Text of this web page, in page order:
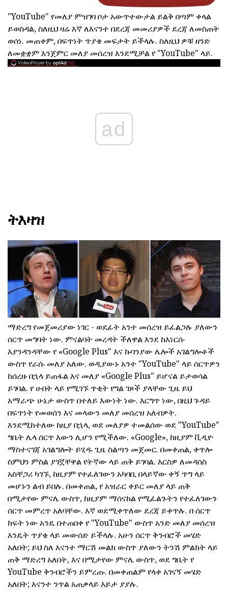
"YouTube" የመለያ ምዝገባ ቦታ አውጥተውታል ይልቅ በጣም ቀላል
ይወስዳል, ስለዚህ ዛሬ እኛ ለእናንተ በደረጃ መመሪያዎች ደረጃ ለመስጠት
ወሰነ. መጠቀም, በፍጥነት ጥያቄ መፍታት ይችላሉ. ስለዚህ ዎቹ ዘንድ
ለመቋቋም እንጀምር መለያ መሰረዝ እንደሚቻል የ "YouTube" ላይ.
ad
ትእዛዝ
ማድረግ የመጀመሪያው ነገር - ወደፊት አንተ መሰረዝ ይፈልጋሉ ያለውን
ሰርጥ መግባት ነው. ምናልባት መረዳት ችለዋል እንደ ከእነርሱ
እያንዳንዳቸው የ «Google Plus" እና ኩባንያው ሌሎች አገልግሎቶች
ውስጥ የራሱ መለያ አለው. ወዲያውኑ አንተ "YouTube" ላይ ሰርጥዎን
ከሰረዙ በኋላ ይጠፋል እና መለያ «Google Plus" ይሆናል ይታወሳል
ይገባል. የ ሀብት ላይ የሚገኙ ጥቂት የግል ገጾች ያላቸው ጊዜ ይህ
አማራጭ ሁኔታ ውስጥ በተለይ እውነት ነው. እርግጥ ነው, በዚህ ጉዳይ
በፍጥነት የመወሰን እና መላውን መለያ መሰረዝ አለብዎት.
እንደሚከተለው ከዚያ በኋላ, ወደ መለያዎ ተመልሰው ወደ "YouTube"
ግቤት ሌላ ሰርጥ እውን ሊሆን የሚችለው. «Google», ከዚያም ቪዲዮ
ማስተናገጃ አገልግሎት ይሂዱ ጊዜ ስልጣን መጀመር. በመቀጠል, ቀጥሎ
ስምህን ምስል ያገኟቸዋል የትኛው ላይ ጠቅ ይገባል. እርስዎ ለመዳሰስ
አስቸጋሪ ካገኙ, ከዚያም የተፈለገውን አካባቢ በላይኛው ቀኝ ጥግ ላይ
መሆኑን ልብ ይበሉ. በመቀጠል, የ አዝራር ቀይር መለያ ላይ ጠቅ
በሚታየው ምናሌ ውስጥ, ከዚያም ማሰናከል የሚፈልጉትን የተፈለገውን
ሰርጥ መምረጥ አለባቸው. እኛ ወደሚቀጥለው ደረጃ ይቀጥሉ. በ ሰርጥ
ክፍት ነው አንዴ በተጠበቀ የ "YouTube" ውስጥ አንድ መለያ መሰረዝ
እንዴት ጥያቄ ላይ መውሰድ ይችላሉ. አሁን ሰርጥ ቅንብሮች መሄድ
አለበት; ይህ ስለ እናንተ ማርሽ መልክ ውስጥ ያለውን ትንሽ ምልክት ላይ
ጠቅ ማድረግ አለበት, እና በሚታየው ምናሌ ውስጥ, ወደ ግቤት የ
YouTube ቅንብሮችን ይምረጡ. በመቀጠልም የላቀ አገናኝ መሄድ
አለበት; እናንተ ንጥል አጠቃላይ እይታ ያያሉ.